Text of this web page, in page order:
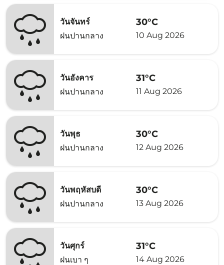
วันจันทร์
ฝนปานกลาง
30°C
10 Aug 2026
วันอังคาร
ฝนปานกลาง
31°C
11 Aug 2026
วันพุธ
ฝนปานกลาง
30°C
12 Aug 2026
วันพฤหัสบดี
ฝนปานกลาง
30°C
13 Aug 2026
วันศุกร์
ฝนเบา ๆ
31°C
14 Aug 2026